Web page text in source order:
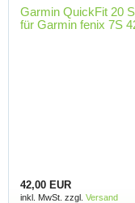
Garmin QuickFit 20
für Garmin fenix 7S
42,00 EUR
inkl. MwSt. zzgl. Versand